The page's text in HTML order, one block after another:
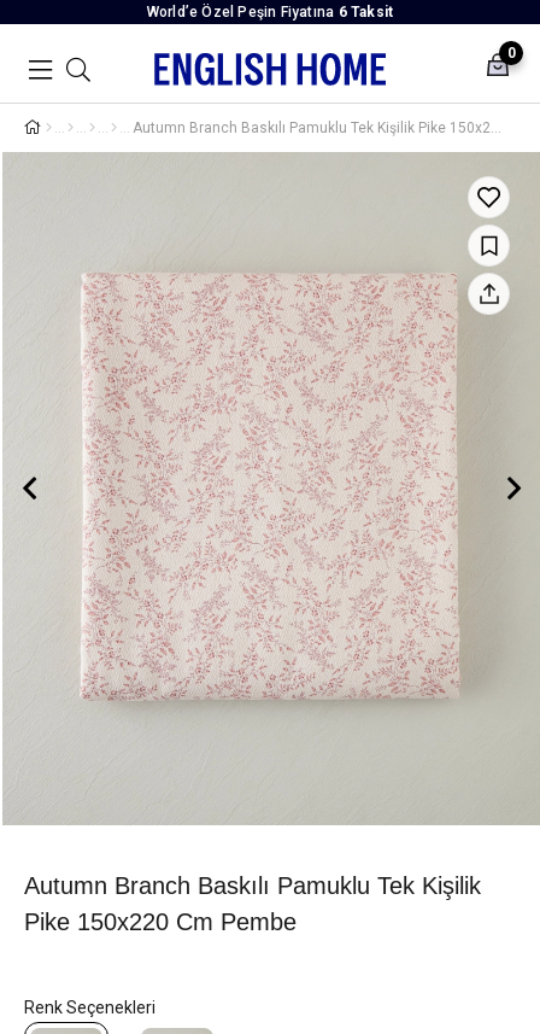
World’e Özel Peşin Fiyatına 6 Taksit
0
Autumn Branch Baskılı Pamuklu Tek Kişilik Pike 150x220 cm Pembe
Autumn Branch Baskılı Pamuklu Tek Kişilik
Pike 150x220 Cm Pembe